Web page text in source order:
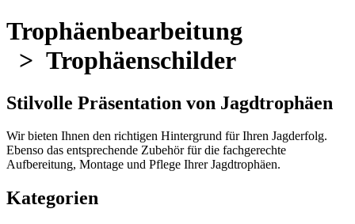
Trophäenbearbeitung
> Trophäenschilder
Stilvolle Präsentation von Jagdtrophäen
Wir bieten Ihnen den richtigen Hintergrund für Ihren Jagderfolg.
Ebenso das entsprechende Zubehör für die fachgerechte
Aufbereitung, Montage und Pflege Ihrer Jagdtrophäen.
Kategorien